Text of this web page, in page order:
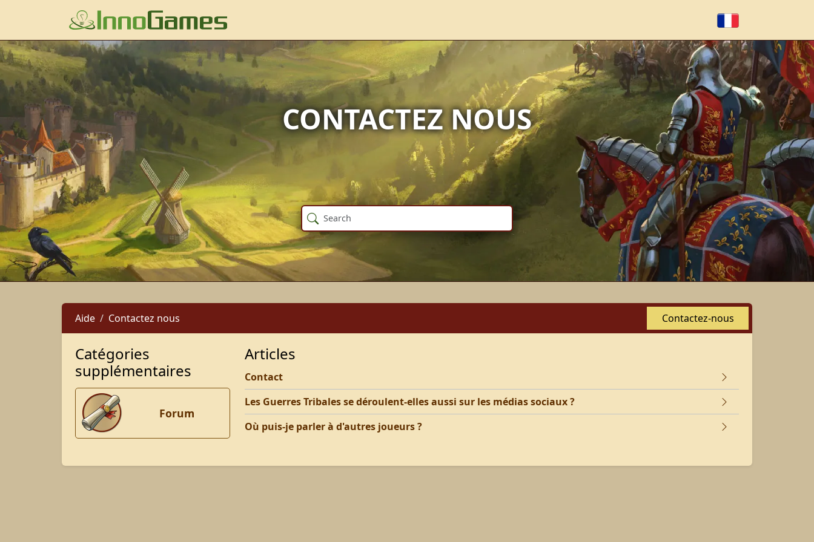
CONTACTEZ NOUS
Aide Contactez nous Contactez-nous
Catégories
supplémentaires
Forum
Articles
Contact
Les Guerres Tribales se déroulent-elles aussi sur les médias sociaux ?
Où puis-je parler à d'autres joueurs ?